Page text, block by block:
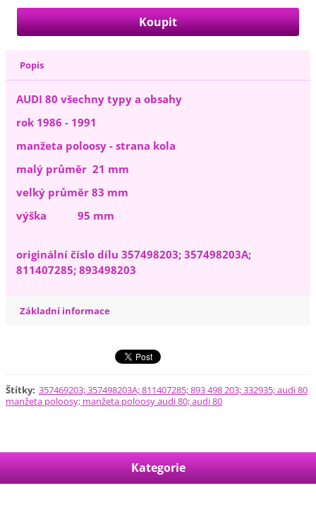
Popis
AUDI 80 všechny typy a obsahy
rok 1986 - 1991
manžeta poloosy - strana kola
malý průměr 21 mm
velký průměr 83 mm
výška 95 mm
originální číslo dílu 357498203; 357498203A;
811407285; 893498203
Základní informace
Štítky: 357469203; 357498203A; 811407285; 893 498 203; 332935; audi 80
manžeta poloosy; manžeta poloosy audi 80; audi 80
Kategorie